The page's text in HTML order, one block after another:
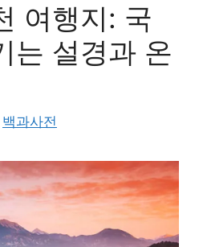
여행지: 국
는 설경과 온
백과사전